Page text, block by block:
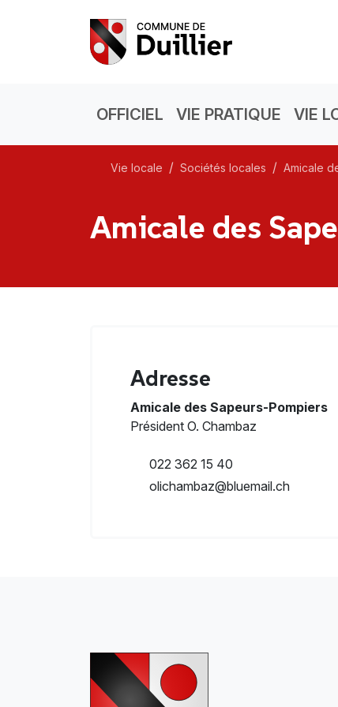
OFFICIEL VIE PRATIQUE VIE
Vie locale Sociétés locales Amicale
Amicale des
Adresse
Amicale des Sapeurs-Pompiers
Président O. Chambaz
022 362 15 40
olichambaz@bluemail.ch